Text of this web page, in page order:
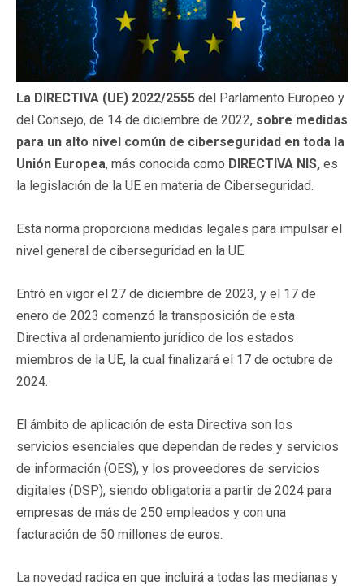
La DIRECTIVA (UE) 2022/2555 del Parlamento Europeo y
del Consejo, de 14 de diciembre de 2022, sobre medidas
para un alto nivel común de ciberseguridad en toda la
Unión Europea, más conocida como DIRECTIVA NIS, es
la legislación de la UE en materia de Ciberseguridad.
Esta norma proporciona medidas legales para impulsar el
nivel general de ciberseguridad en la UE.
Entró en vigor el 27 de diciembre de 2023, y el 17 de
enero de 2023 comenzó la transposición de esta
Directiva al ordenamiento jurídico de los estados
miembros de la UE, la cual finalizará el 17 de octubre de
2024.
El ámbito de aplicación de esta Directiva son los
servicios esenciales que dependan de redes y servicios
de información (OES), y los proveedores de servicios
digitales (DSP), siendo obligatoria a partir de 2024 para
empresas de más de 250 empleados y con una
facturación de 50 millones de euros.
La novedad radica en que incluirá a todas las medianas y